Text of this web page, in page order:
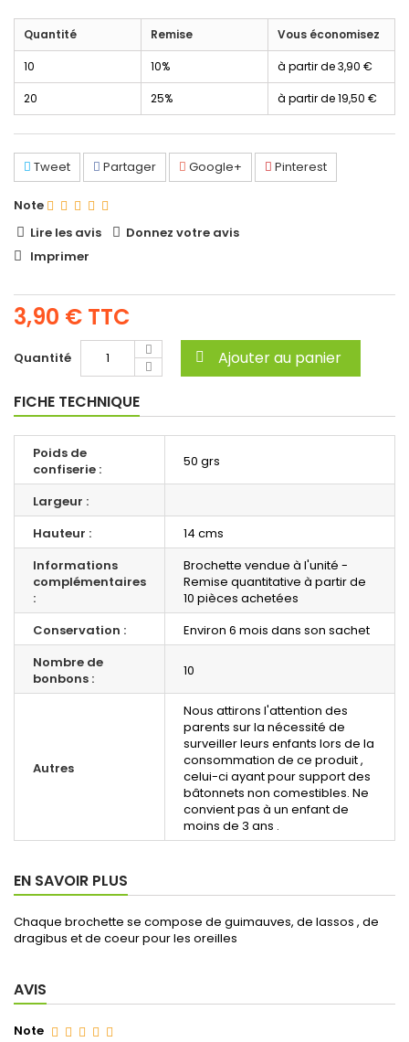
Quantité Remise Vous économisez
10 10% à partir de3,90 €
20 25% à partir de19,50 €
Tweet Partager Google+ Pinterest
Note
Lire les avis
Donnez votre avis
Imprimer
3,90 € TTC
Quantité Ajouter au panier
FICHE TECHNIQUE
Poids de
confiserie :
50 grs
Largeur :
Hauteur :
14 cms
Informations
complémentaires
:
Brochette vendue à l'unité -
Remise quantitative à partir de
10 pièces achetées
Conservation :
Environ 6 mois dans son sachet
Nombre de
bonbons :
10
Autres
Nous attirons l'attention des
parents sur la nécessité de
surveiller leurs enfants lors de la
consommation de ce produit ,
celui-ci ayant pour support des
bâtonnets non comestibles. Ne
convient pas à un enfant de
moins de 3 ans .
EN SAVOIR PLUS
Chaque brochette se compose de guimauves, de lassos , de
dragibus et de coeur pour les oreilles
AVIS
Note